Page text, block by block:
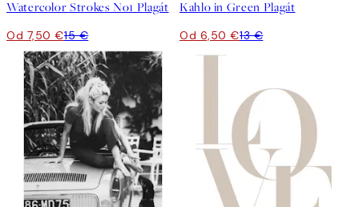
Watercolor Strokes No1 Plagát
Od 7,50 €15 €
Kahlo in Green Plagát
Od 6,50 €13 €